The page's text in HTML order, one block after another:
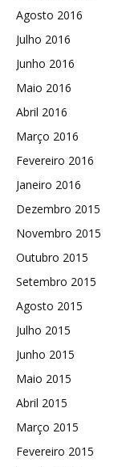
Agosto 2016
Julho 2016
Junho 2016
Maio 2016
Abril 2016
Março 2016
Fevereiro 2016
Janeiro 2016
Dezembro 2015
Novembro 2015
Outubro 2015
Setembro 2015
Agosto 2015
Julho 2015
Junho 2015
Maio 2015
Abril 2015
Março 2015
Fevereiro 2015